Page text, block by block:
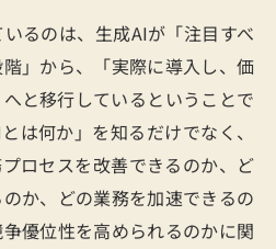
るのは、生成AIが「注目すべ
」から、「実際に導入し、価
と移行しているということで
は何か」を知るだけでなく、
ロセスを改善できるのか、ど
か、どの業務を加速できるの
優位性を高められるのかに関